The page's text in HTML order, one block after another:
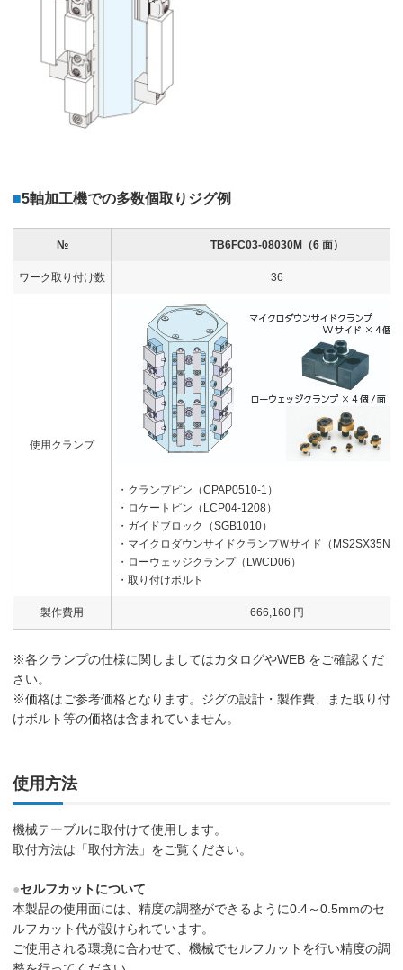
■5軸加工機での多数個取りジグ例
№ TB6FC03-08030M（6 面）
ワーク取り付け数 36
使用クランプ
・クランプピン（CPAP0510-1）
・ロケートピン（LCP04-1208）
・ガイドブロック（SGB1010）
・マイクロダウンサイドクランプＷサイド（
・ローウェッジクランプ（LWCD06）
・取り付けボルト
製作費用 666,160 円
※各クランプの仕様に関しましてはカタログやWEB をご確認くだ
さい。
※価格はご参考価格となります。ジグの設計・製作費、また取り付
けボルト等の価格は含まれていません。
使用方法
機械テーブルに取付けて使用します。
取付方法は「取付方法」をご覧ください。
●セルフカットについて
本製品の使用面には、精度の調整ができるように0.4～0.5mmのセ
ルフカット代が設けられています。
ご使用される環境に合わせて、機械でセルフカットを行い精度の調